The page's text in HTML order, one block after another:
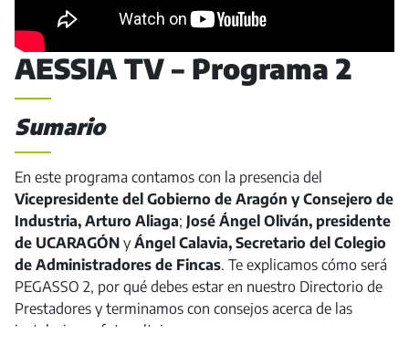
AESSIA TV – Programa 2
Sumario
En este programa contamos con la presencia del
Vicepresidente del Gobierno de Aragón y Consejero de
Industria, Arturo Aliaga; José Ángel Oliván, presidente
de UCARAGÓN yÁngel Calavia, Secretario del Colegio
de Administradores de Fincas. Te explicamos cómo será
PEGASSO 2, por qué debes estar en nuestro Directorio de
Prestadores y terminamos con consejos acerca de las
instalaciones fotovoltaicas.